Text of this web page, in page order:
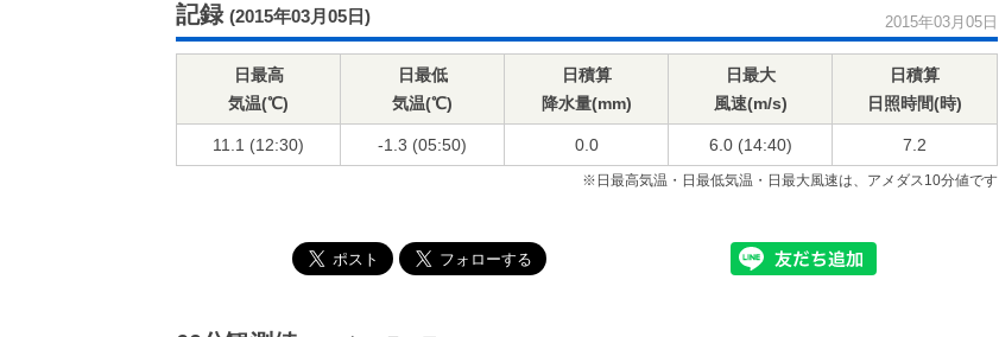
記録 (2015年03月05日) 2015年03月05日
日最高
気温(℃)
日最低
気温(℃)
日積算
降水量(mm)
日最大
風速(m/s)
日積算
日照時間(時)
11.1 (12:30) -1.3 (05:50) 0.0 6.0 (14:40) 7.2
※日最高気温・日最低気温・日最大風速は、アメダス10分値です